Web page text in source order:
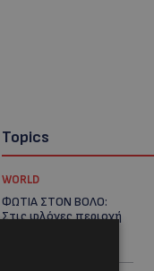
Topics
WORLD
ΦΩΤΙΑ ΣΤΟΝ ΒΟΛΟ:
Στις φλόγες περιοχή